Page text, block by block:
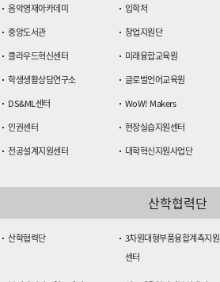
음악영재아카데미
입학처
중앙도서관
창업지원단
클라우드혁신센터
미래융합교육원
학생생활상담연구소
글로벌언어교육원
DS&ML센터
WoW! Makers
인권센터
현장실습지원센터
전공설계지원센터
대학혁신지원사업단
산학협력단
산학협력단
3차원대형부품융합계측지원
센터